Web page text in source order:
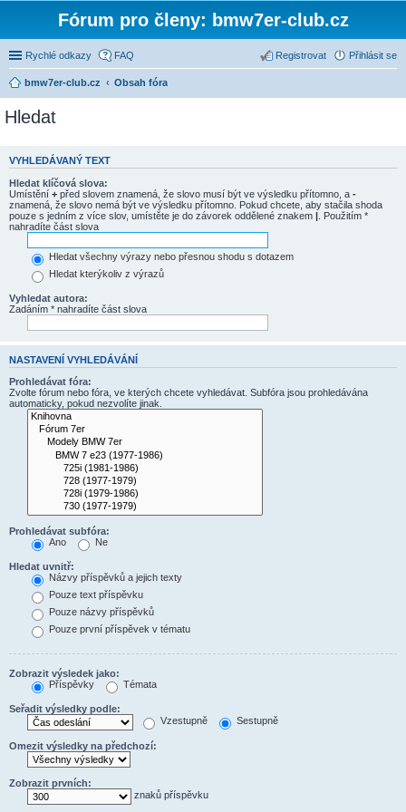
Fórum pro členy: bmw7er-club.cz
Rychlé odkazy FAQ Přihlásit se
Registrovat
bmw7er-club.cz Obsah fóra
Hledat
VYHLEDÁVANÝ TEXT
Hledat klíčová slova:
Umístění + před slovem znamená, že slovo musí být ve výsledku přítomno, a -
znamená, že slovo nemá být ve výsledku přítomno. Pokud chcete, aby stačila shoda
pouze s jedním z více slov, umístěte je do závorek oddělené znakem | . Použitím *
nahradíte část slova
Hledat všechny výrazy nebo přesnou shodu s dotazem
Hledat kterýkoliv z výrazů
Vyhledat autora:
Zadáním * nahradíte část slova
NASTAVENÍ VYHLEDÁVÁNÍ
Prohledávat fóra:
Zvolte fórum nebo fóra, ve kterých chcete vyhledávat. Subfóra jsou prohledávána
automaticky, pokud nezvolíte jinak.
Prohledávat subfóra:
Ano
Ne
Hledat uvnitř:
Názvy příspěvků a jejich texty
Pouze text příspěvku
Pouze názvy příspěvků
Pouze první příspěvek v tématu
Zobrazit výsledek jako:
Příspěvky
Témata
Seřadit výsledky podle:
Vzestupně
Sestupně
Omezit výsledky na předchozí:
Zobrazit prvních:
znaků příspěvku